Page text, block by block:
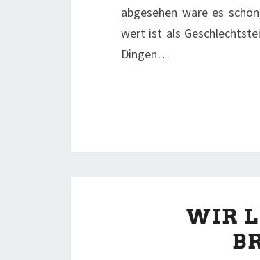
abgesehen wäre es
wert ist als
Dingen…
WIR